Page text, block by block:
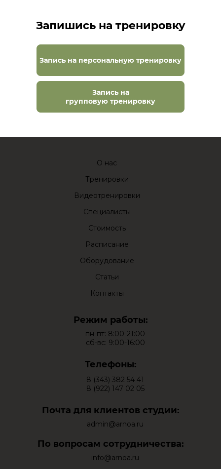
Запишись на тренировку
Запись на персональную тренировку
Запись на
групповую тренировку
О нас
Тренировки
Видеотренировки
Специалисты
Стоимость
Расписание
Оборудование
Статьи
Контакты
Режим работы:
пн-пт: 8:00-21:00
сб-вс: 9:00-16:00
Телефоны:
8 (343) 382 54 41
8 (922) 147 02 05
Почта для клиентов студии:
admin@arnoa.ru
По вопросам сотрудничества:
info@arnoa.ru